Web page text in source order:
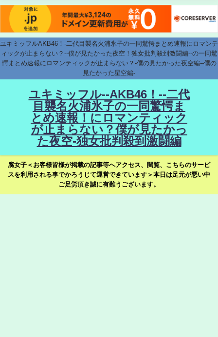
ユキミッフルAKB46！-二代目襲名火浦氷子の一同驚愕まとめ速報にロマンテ
ィックが止まらない？--僕が見たかった夜空！独女批判殺到激闘編--の一同驚
愕まとめ速報にロマンティックが止まらない？-僕の見たかった夜空編--僕の
見たかった星空編-
ユキミッフル--AKB46！--二代
目襲名火浦氷子の一同驚愕ま
とめ速報！にロマンティック
が止まらない？僕が見たかっ
た夜空-独女批判殺到激闘編
腐女子＜お客様皆様が掲載の記事等へアクセス、閲覧、こちらのサービ
スを利用される事でかろうじて運営できています＞本日は足元が悪い中
ご足労頂き誠に有難うございます。